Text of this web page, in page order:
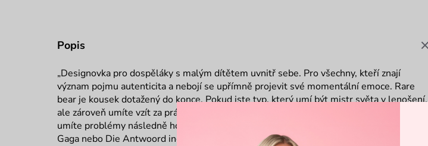
Popis
„Designovka pro dospěláky s malým dítětem uvnitř sebe. Pro všechny, kteří znají
význam pojmu autenticita a nebojí se upřímně projevit své momentální emoce. Rare
bear je kousek dotažený do konce. Pokud jste typ, který umí být mistr světa v lenošení,
ale zároveň umíte vzít za práci, občas se vztekáte, když ne všechno jde podle představ a
umíte problémy následně hodit za hlavu, Rare bear je jasná volba. Vlivy Yungblud, Lady
Gaga nebo Die Antwoord include.“